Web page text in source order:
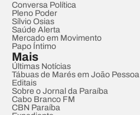
Conversa Política
Pleno Poder
Sílvio Osias
Saúde Alerta
Mercado em Movimento
Papo Íntimo
Mais
Últimas Notícias
Tábuas de Marés em João Pessoa
Editais
Sobre o Jornal da Paraíba
Cabo Branco FM
CBN Paraíba